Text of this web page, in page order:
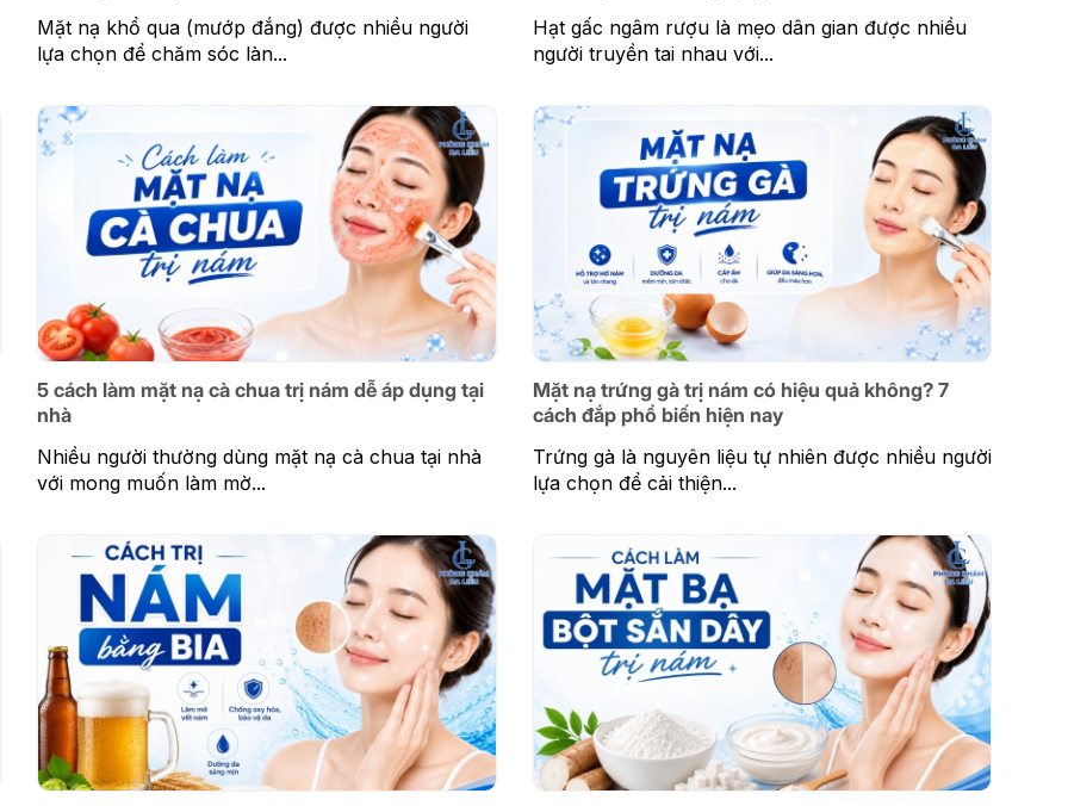
Mặt nạ khổ qua (mướp đắng) được nhiều người
lựa chọn để chăm sóc làn...
Hạt gấc ngâm rượu là mẹo dân gian được nhiều
người truyền tai nhau với...
5 cách làm mặt nạ cà chua trị nám dễ áp dụng tại
nhà
Nhiều người thường dùng mặt nạ cà chua tại nhà
với mong muốn làm mờ...
Mặt nạ trứng gà trị nám có hiệu quả không? 7
cách đắp phổ biến hiện nay
Trứng gà là nguyên liệu tự nhiên được nhiều người
lựa chọn để cải thiện...